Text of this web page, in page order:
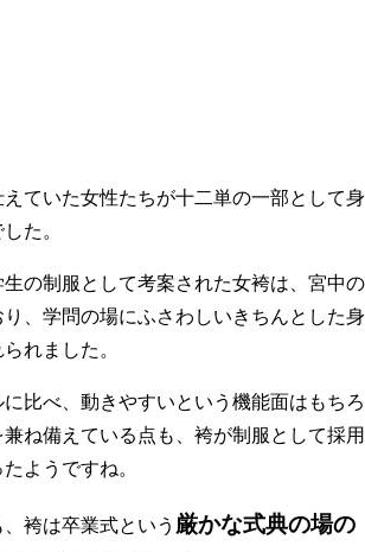
ていた女性たちが十二単の一部として身
た。
の制服として考案された女袴は、宮中の
、 学問の場にふさわしいきちんとした身
れました。
比べ、動きやすいという機能面はもちろ
ね備えている点も、袴が制服として採用
ようですね。
袴は卒業式という 厳かな式典の場の